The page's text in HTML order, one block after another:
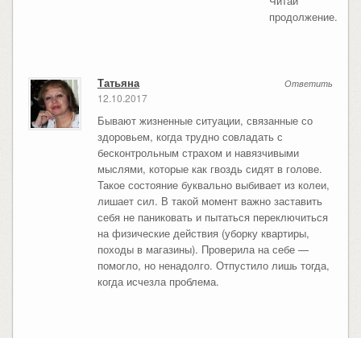
продолжение.
Ответить
Татьяна
12.10.2017
Бывают жизненные ситуации, связанные со
здоровьем, когда трудно совладать с
бесконтрольным страхом и навязчивыми
мыслями, которые как гвоздь сидят в голове.
Такое состояние буквально выбивает из колеи,
лишает сил. В такой момент важно заставить
себя не паниковать и пытаться переключиться
на физические действия (уборку квартиры,
походы в магазины). Проверила на себе —
помогло, но ненадолго. Отпустило лишь тогда,
когда исчезла проблема.